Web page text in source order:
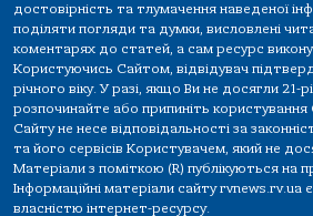
достовірність та тлумачення наведеної
поділяти погляди та думки, висловлені
коментарях до статей, а сам ресурс
Користуючись Сайтом, відвідувач
річного віку. У разі, якщо Ви не досягли 21-
розпочинайте або припиніть користування
Сайту не несе відповідальності за
та його сервісів Користувачем, який не
Матеріали з поміткою (R) публікуються на
Інформаційні матеріали сайту rvnews.rv.ua
власністю інтернет-ресурсу.